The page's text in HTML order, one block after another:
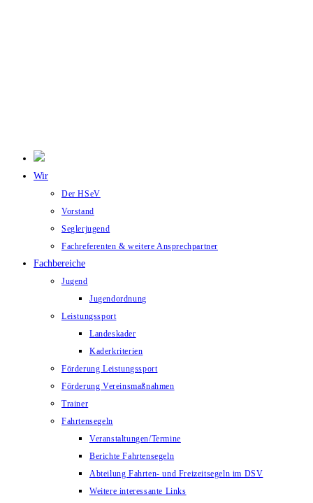
Wir
Der HSeV
Vorstand
Seglerjugend
Fachreferenten & weitere Ansprechpartner
Fachbereiche
Jugend
Jugendordnung
Leistungssport
Landeskader
Kaderkriterien
Förderung Leistungssport
Förderung Vereinsmaßnahmen
Trainer
Fahrtensegeln
Veranstaltungen/Termine
Berichte Fahrtensegeln
Abteilung Fahrten- und Freizeitsegeln im DSV
Weitere interessante Links